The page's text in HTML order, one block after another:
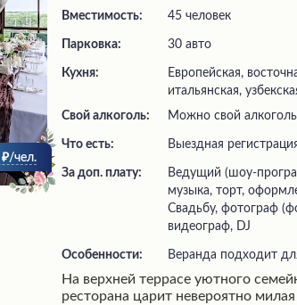
/чел.
Вместимость: 45 человек
Парковка: 30 авто
Кухня:
Европейская,
итальянская,
Свой алкоголь:
Можно свой алкоголь
Что есть: выездная
За доп. плату:
ведущий (шоу-программа), живая
музыка, торт,
Свадьбу, фотограф
видеограф, DJ
Особенности: Веранда подходит
На верхней террасе уютного
ресторана царит невероятно милая